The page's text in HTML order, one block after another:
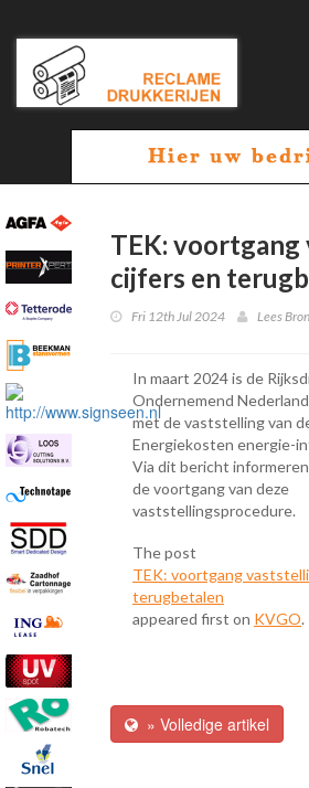
TEK:
cijfers en
Fri 12th Jul 2024 Lees Bron
In maart 2024 is de
Ondernemend
met de vaststelling van
Energiekosten energie-
Via dit bericht
de voortgang van deze
vaststellingsprocedure.
The post
TEK: voortgang
terugbetalen
appeared first on KVGO.
» Volledige artikel